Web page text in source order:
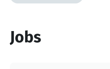
Jobs